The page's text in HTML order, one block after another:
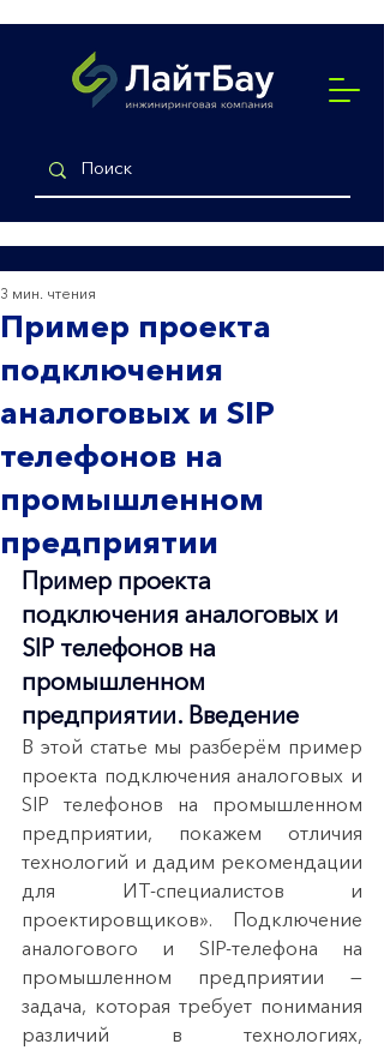
Пример проекта
подключения
аналоговых и SIP
телефонов на
промышленном
предприятии
3 мин. чтения
Пример проекта
подключения аналоговых и
SIP телефонов на
промышленном
предприятии. Введение
В этой статье мы разберём пример
проекта подключения аналоговых и
SIP телефонов на промышленном
предприятии, покажем отличия
технологий и дадим рекомендации
для ИТ-специалистов и
проектировщиков». Подключение
аналогового и SIP-телефона на
промышленном предприятии —
задача, которая требует понимания
различий в технологиях,